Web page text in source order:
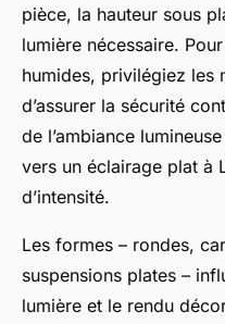
pièce, la hauteur sous
lumière nécessaire.
humides, privilégiez les
d’assurer la sécurité
de l’ambiance
vers un éclairage plat à
d’intensité.
Les formes – rondes,
suspensions plates –
lumière et le rendu